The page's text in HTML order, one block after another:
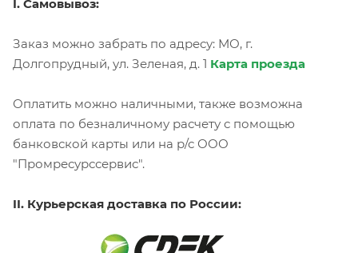
I. Самовывоз:
Заказ можно забрать по адресу: МО, г.
Долгопрудный, ул. Зеленая, д. 1 Карта проезда
Оплатить можно наличными, также возможна
оплата по безналичному расчету с помощью
банковской карты или на р/с ООО
"Промресурссервис".
II. Курьерская доставка по России: